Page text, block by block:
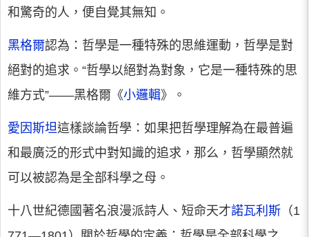
和驚奇的人，便自覺其無知。
黑格爾認為：哲學是一種特殊的思維運動，哲學是對
絕對的追求。“哲學以絕對為對象，它是一種特殊的思
維方式”——黑格爾《小邏輯》。
愛因斯坦這樣談論哲學：如果把哲學理解為在最普遍
和最廣泛的形式中對知識的追求，那么，哲學顯然就
可以被認為是全部科學之母。
十八世紀德國著名浪漫派詩人、短命天才諾瓦利斯 （1